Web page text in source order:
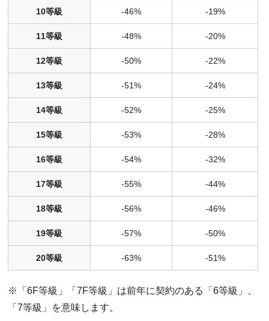
10等級 -46% -19%
11等級 -48% -20%
12等級 -50% -22%
13等級 -51% -24%
14等級 -52% -25%
15等級 -53% -28%
16等級 -54% -32%
17等級 -55% -44%
18等級 -56% -46%
19等級 -57% -50%
20等級 -63% -51%
※「6F等級」「7F等級」は前年に契約のある「6等級」、
「7等級」を意味します。